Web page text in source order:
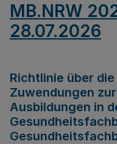
MB.NRW
28.07.2026
Richtlinie über
Zuwendungen
Ausbildungen in